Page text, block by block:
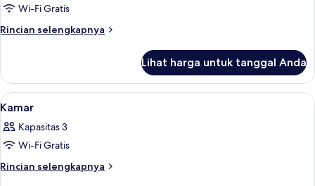
Wi-Fi Gratis
Rincian selengkapnya
Rincian
Kamar
Lihat harga untuk tanggal Anda
Lihat
semua
foto
untuk
Kamar
Minibar, brankas, meja kerja, dan
16
Kamar
Kapasitas 3
Wi-Fi Gratis
Rincian selengkapnya
Rincian